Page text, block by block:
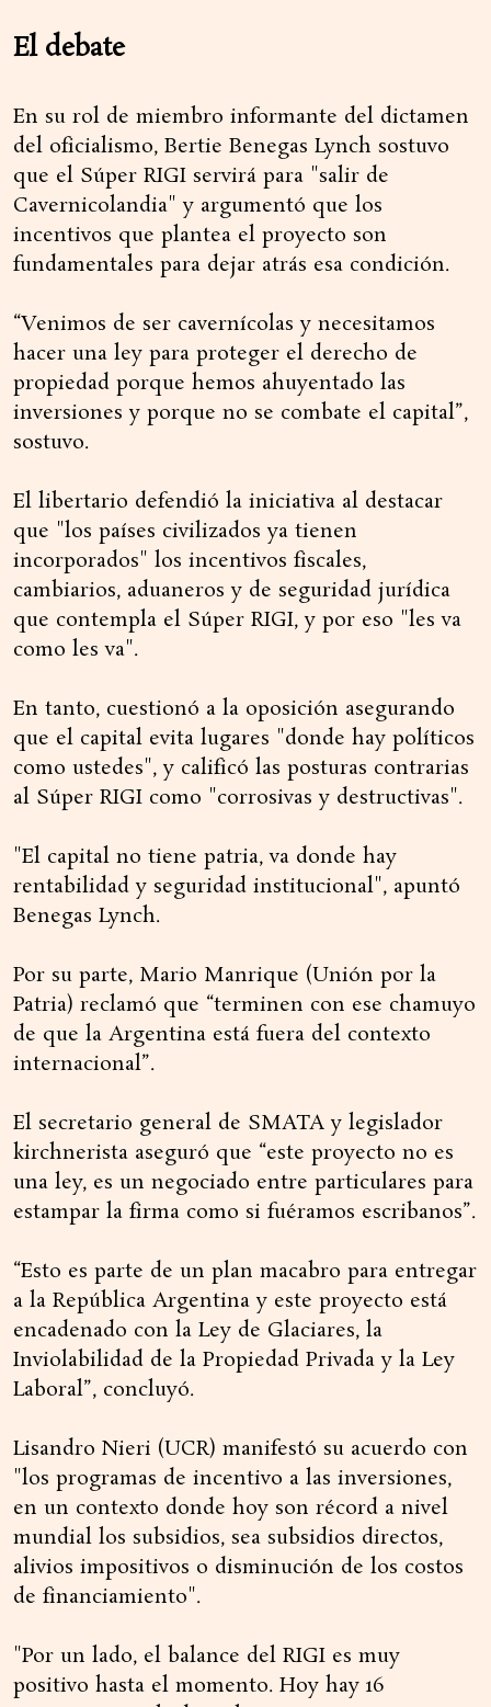
El debate
En su rol de miembro informante del dictamen
del oficialismo, Bertie Benegas Lynch sostuvo
que el Súper RIGI servirá para "salir de
Cavernicolandia" y argumentó que los
incentivos que plantea el proyecto son
fundamentales para dejar atrás esa condición.
“Venimos de ser cavernícolas y necesitamos
hacer una ley para proteger el derecho de
propiedad porque hemos ahuyentado las
inversiones y porque no se combate el capital”,
sostuvo.
El libertario defendió la iniciativa al destacar
que "los países civilizados ya tienen
incorporados" los incentivos fiscales,
cambiarios, aduaneros y de seguridad jurídica
que contempla el Súper RIGI, y por eso "les va
como les va".
En tanto, cuestionó a la oposición asegurando
que el capital evita lugares "donde hay políticos
como ustedes", y calificó las posturas contrarias
al Súper RIGI como "corrosivas y destructivas".
"El capital no tiene patria, va donde hay
rentabilidad y seguridad institucional", apuntó
Benegas Lynch.
Por su parte, Mario Manrique (Unión por la
Patria) reclamó que “terminen con ese chamuyo
de que la Argentina está fuera del contexto
internacional”.
El secretario general de SMATA y legislador
kirchnerista aseguró que “este proyecto no es
una ley, es un negociado entre particulares para
estampar la firma como si fuéramos escribanos”.
“Esto es parte de un plan macabro para entregar
a la República Argentina y este proyecto está
encadenado con la Ley de Glaciares, la
Inviolabilidad de la Propiedad Privada y la Ley
Laboral”, concluyó.
Lisandro Nieri (UCR) manifestó su acuerdo con
"los programas de incentivo a las inversiones,
en un contexto donde hoy son récord a nivel
mundial los subsidios, sea subsidios directos,
alivios impositivos o disminución de los costos
de financiamiento".
"Por un lado, el balance del RIGI es muy
positivo hasta el momento. Hoy hay 16